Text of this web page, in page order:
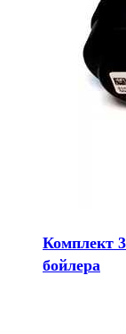
Комплект
бойлера